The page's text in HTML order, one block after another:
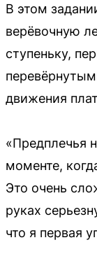
В этом
верёвочную
ступеньку,
движения
«Предплечья
моменте,
Это очень
руках
что я первая